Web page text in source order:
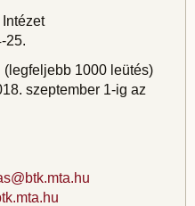
25.
1000 leütés)
szeptember 1-ig az